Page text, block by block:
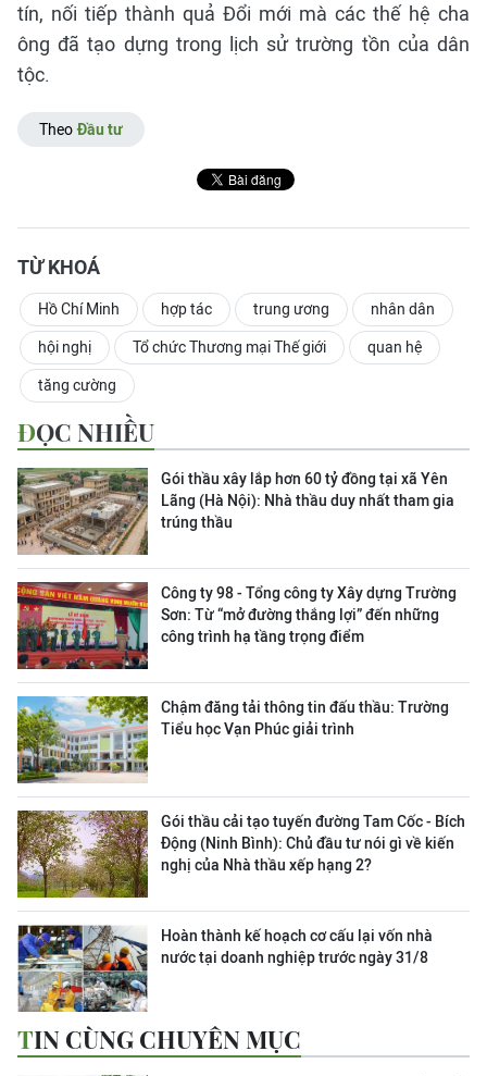
tín, nối tiếp thành quả Đổi mới mà các thế hệ cha
ông đã tạo dựng trong lịch sử trường tồn của dân
tộc.
Theo Đầu tư
TỪ KHOÁ
Hồ Chí Minh hợp tác trung ương nhân dân
hội nghị Tổ chức Thương mại Thế giới quan hệ
tăng cường
ĐỌC NHIỀU
Gói thầu xây lắp hơn 60 tỷ đồng tại xã Yên
Lãng (Hà Nội): Nhà thầu duy nhất tham gia
trúng thầu
Công ty 98 - Tổng công ty Xây dựng Trường
Sơn: Từ “mở đường thắng lợi” đến những
công trình hạ tầng trọng điểm
Chậm đăng tải thông tin đấu thầu: Trường
Tiểu học Vạn Phúc giải trình
Gói thầu cải tạo tuyến đường Tam Cốc - Bích
Động (Ninh Bình): Chủ đầu tư nói gì về kiến
nghị của Nhà thầu xếp hạng 2?
Hoàn thành kế hoạch cơ cấu lại vốn nhà
nước tại doanh nghiệp trước ngày 31/8
TIN CÙNG CHUYÊN MỤC